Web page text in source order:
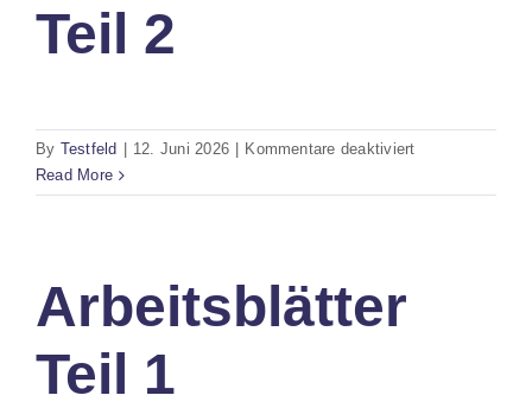
Teil 2
By Testfeld 12. Juni 2026 Kommentare deaktiviertfür
Teil
Read More
Arbeitsblätter
Teil 1